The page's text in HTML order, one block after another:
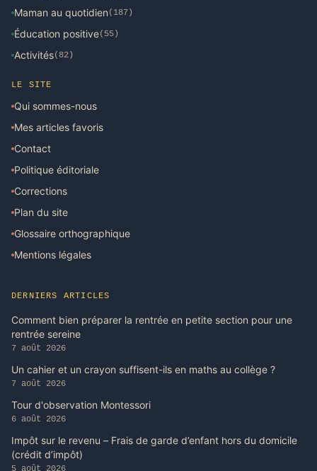
Maman au quotidien (187)
Éducation positive(55)
Activités(82)
LE SITE
Qui sommes-nous
Mes articles favoris
Contact
Politique éditoriale
Corrections
Plan du site
Glossaire orthographique
Mentions légales
DERNIERS ARTICLES
Comment bien préparer la rentrée en petite section pour une
rentrée sereine
7 août 2026
Un cahier et un crayon suffisent-ils en maths au collège ?
7 août 2026
Tour d'observation Montessori
6 août 2026
Impôt sur le revenu – Frais de garde d’enfant hors du domicile
(crédit d’impôt)
5 août 2026